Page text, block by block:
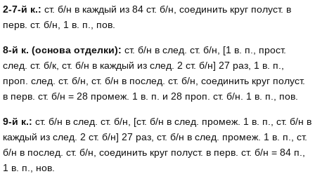
2-7-й к.: ст. б/н в каждый из 84 ст. б/н, соединить круг полуст. в
перв. ст. б/н, 1 в. п., пов.
8-й к. (основа отделки): ст. б/н в след. ст. б/н, [1 в. п., прост.
след. ст. б/к, ст. б/н в каждый из след. 2 ст. б/н] 27 раз, 1 в. п.,
проп. след. ст. б/н, ст. б/н в послед. ст. б/н, соединить круг полуст.
в перв. ст. б/н = 28 промеж. 1 в. п. и 28 проп. ст. б/н. 1 в. п., пов.
9-й к.: ст. б/н в след. ст. б/н, [ст. б/н в след. промеж. 1 в. п., ст. б/н в
каждый из след. 2 ст. б/н] 27 раз, ст. б/н в след. промeж. 1 в. п., ст.
б/н в послед. ст. б/н, соединить круг полуст. в перв. ст. б/н = 84 п.,
1 в. п., нов.